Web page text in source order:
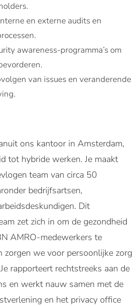
en externe audits en
awareness-programma’s om
van issues en veranderende
ons kantoor in Amsterdam,
tot hybride werken. Je maakt
team van circa 50
bedrijfsartsen,
Dit
zet zich in om de gezondheid
AMRO-medewerkers te
zorgen we voor persoonlijke zorg
rapporteert rechtstreeks aan de
en werkt nauw samen met de
en het privacy office